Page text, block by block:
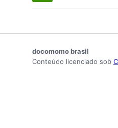
docomomo brasil
Conteúdo licenciado sob